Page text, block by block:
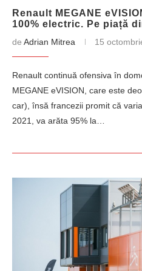
Renault MEGANE
100% electric. Pe piață
de Adrian Mitrea 15
Renault continuă ofensiva în
MEGANE eVISION, care este
car), însă francezii promit că
2021, va arăta 95% la…